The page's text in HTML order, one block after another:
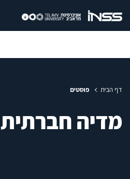
דף הבית פוסטים
מדיה חברתית